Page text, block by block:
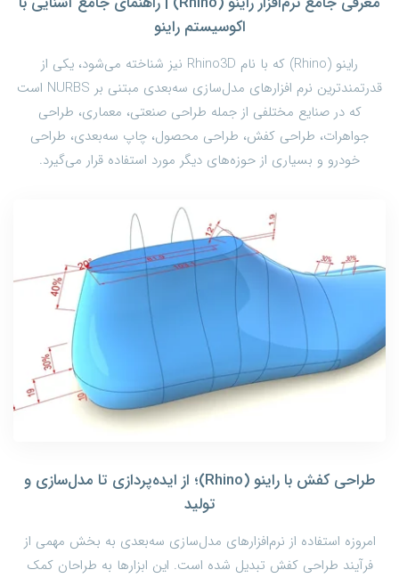
اکوسیستم راینو
راینو (Rhino) که با نام Rhino3D نیز شناخته می‌شود، یکی از
قدرتمندترین نرم افزارهای مدل‌سازی سه‌بعدی مبتنی بر NURBS است
که در صنایع مختلفی از جمله طراحی صنعتی، معماری، طراحی
جواهرات، طراحی کفش، طراحی محصول، چاپ سه‌بعدی، طراحی
خودرو و بسیاری از حوزه‌های دیگر مورد استفاده قرار می‌گیرد.
طراحی کفش با راینو (Rhino)؛ از ایده‌پردازی تا مدل‌سازی و
تولید
امروزه استفاده از نرم‌افزارهای مدل‌سازی سه‌بعدی به بخش مهمی از
فرآیند طراحی کفش تبدیل شده است. این ابزارها به طراحان کمک